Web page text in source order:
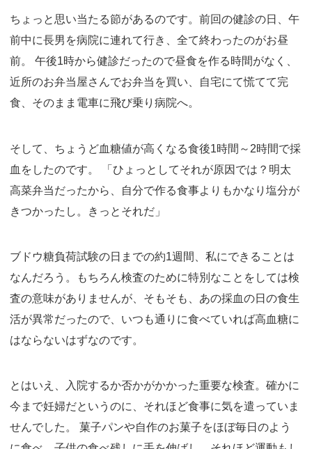
ちょっと思い当たる節があるのです。前回の健診の日、午
前中に長男を病院に連れて行き、全て終わったのがお昼
前。 午後1時から健診だったので昼食を作る時間がなく、
近所のお弁当屋さんでお弁当を買い、自宅にて慌てて完
食、そのまま電車に飛び乗り病院へ。
そして、ちょうど血糖値が高くなる食後1時間～2時間で採
血をしたのです。 「ひょっとしてそれが原因では？明太
高菜弁当だったから、自分で作る食事よりもかなり塩分が
きつかったし。きっとそれだ」
ブドウ糖負荷試験の日までの約1週間、私にできることは
なんだろう。もちろん検査のために特別なことをしては検
査の意味がありませんが、そもそも、あの採血の日の食生
活が異常だったので、いつも通りに食べていれば高血糖に
はならないはずなのです。
とはいえ、入院するか否かがかかった重要な検査。確かに
今まで妊婦だというのに、それほど食事に気を遣っていま
せんでした。 菓子パンや自作のお菓子をほぼ毎日のよう